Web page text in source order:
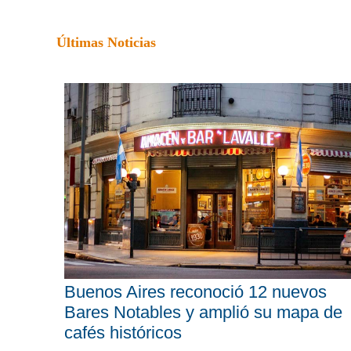
Últimas Noticias
Buenos Aires reconoció 12 nuevos
Bares Notables y amplió su mapa de
cafés históricos